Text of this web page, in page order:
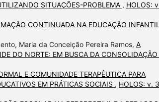
SITUAÇÕES-PROBLEMA , HOLOS:
CONTINUADA NA EDUCAÇÃO
Maria da Conceição Pereira Ramos, A
DO NORTE: EM BUSCA DA CONSOLIDAÇÃO
E COMUNIDADE TERAPÊUTICA PARA
EM PRÁTICAS SOCIAIS , HOLOS: v. 3